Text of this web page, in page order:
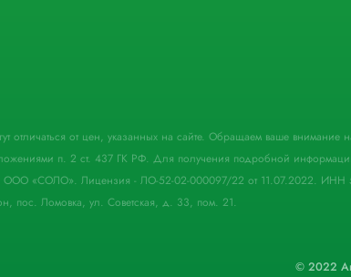
отличаться от цен, указанных на сайте. Обращаем ваше
п. 2 ст. 437 ГК РФ. Для получения подробной информации
ООО «СОЛО». Лицензия - ЛО-52-02-000097/22 от 11.07.2022. ИНН
пос. Ломовка, ул. Советская, д. 33, пом. 21.
© 2022